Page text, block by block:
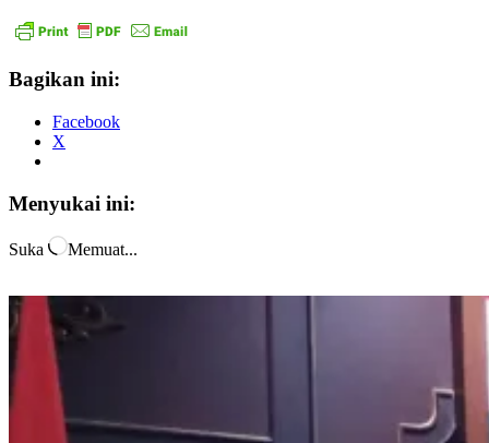
Bagikan ini:
Facebook
X
Menyukai ini:
Suka Memuat...